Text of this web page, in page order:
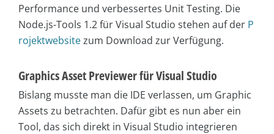
Performance und verbessertes Unit Testing. Die
Node.js-Tools 1.2 für Visual Studio stehen auf der P
rojektwebsitezum Download zur Verfügung.
Graphics Asset Previewer für Visual Studio
Bislang musste man die IDE verlassen, um Graphic
Assets zu betrachten. Dafür gibt es nun aber ein
Tool, das sich direkt in Visual Studio integrieren